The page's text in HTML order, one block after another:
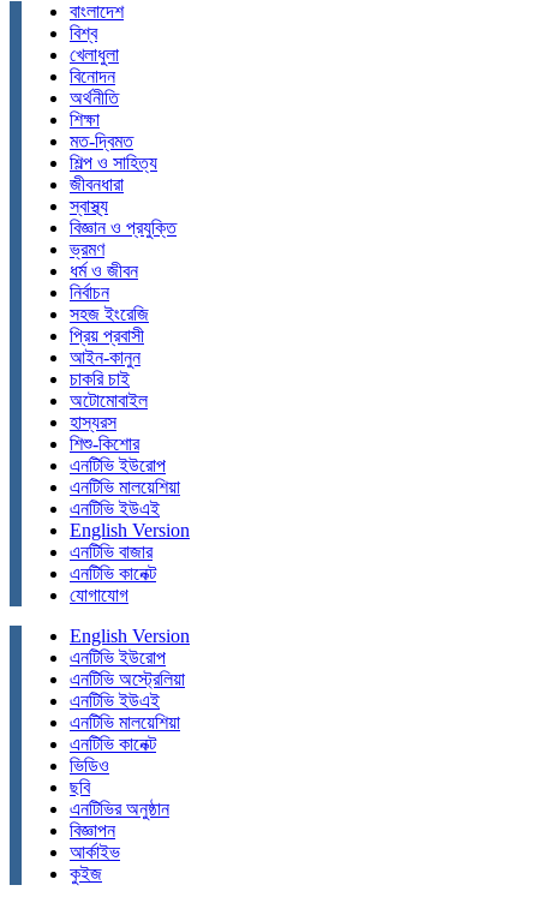
বাংলাদেশ
বিশ্ব
খেলাধুলা
বিনোদন
অর্থনীতি
শিক্ষা
মত-দ্বিমত
শিল্প ও সাহিত্য
জীবনধারা
স্বাস্থ্য
বিজ্ঞান ও প্রযুক্তি
ভ্রমণ
ধর্ম ও জীবন
নির্বাচন
সহজ ইংরেজি
প্রিয় প্রবাসী
আইন-কানুন
চাকরি চাই
অটোমোবাইল
হাস্যরস
শিশু-কিশোর
এনটিভি ইউরোপ
এনটিভি মালয়েশিয়া
এনটিভি ইউএই
English Version
এনটিভি বাজার
এনটিভি কানেক্ট
যোগাযোগ
English Version
এনটিভি ইউরোপ
এনটিভি অস্ট্রেলিয়া
এনটিভি ইউএই
এনটিভি মালয়েশিয়া
এনটিভি কানেক্ট
ভিডিও
ছবি
এনটিভির অনুষ্ঠান
বিজ্ঞাপন
আর্কাইভ
কুইজ